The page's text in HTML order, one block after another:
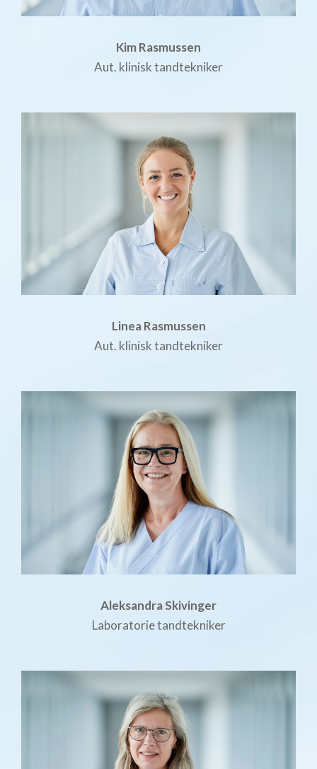
Kim Rasmussen
Aut. klinisk tandtekniker
Linea Rasmussen
Aut. klinisk tandtekniker
Aleksandra Skivinger
Laboratorie tandtekniker